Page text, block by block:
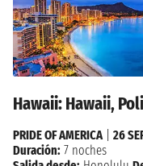
Hawaii: Hawaii,
PRIDE OF AMERICA
26
Duración: 7 noches